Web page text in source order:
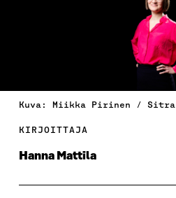
Kuva: Miikka Pirinen / Sitra
KIRJOITTAJA
Hanna Mattila